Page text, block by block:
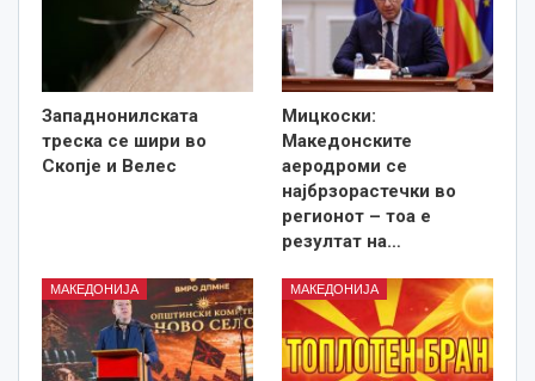
Западнонилската
треска се шири во
Скопје и Велес
Мицкоски:
Македонските
аеродроми се
најбрзорастечки во
регионот – тоа е
резултат на…
МАКЕДОНИЈА МАКЕДОНИЈА